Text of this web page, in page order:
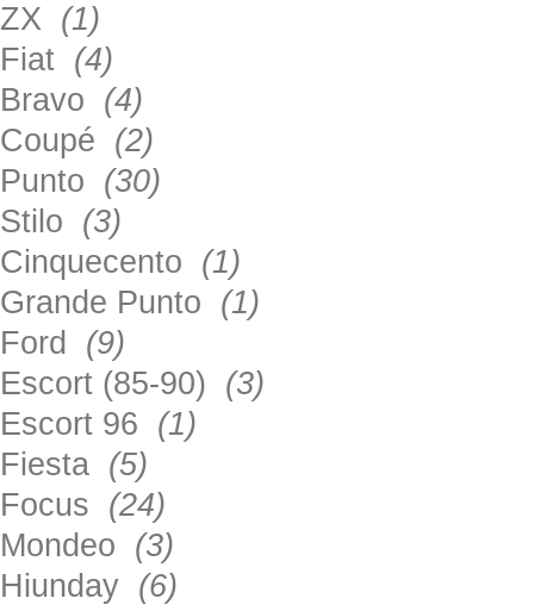
ZX (1)
Fiat (4)
Bravo (4)
Coupé (2)
Punto (30)
Stilo (3)
Cinquecento (1)
Grande Punto (1)
Ford (9)
Escort (85-90) (3)
Escort 96 (1)
Fiesta (5)
Focus (24)
Mondeo (3)
Hiunday (6)